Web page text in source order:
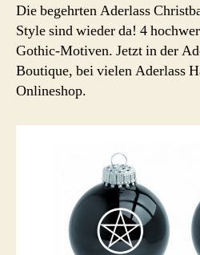
Die begehrten Aderlass
Style sind wieder da! 4
Gothic-Motiven. Jetzt in der
Boutique, bei vielen Aderlass
Onlineshop.